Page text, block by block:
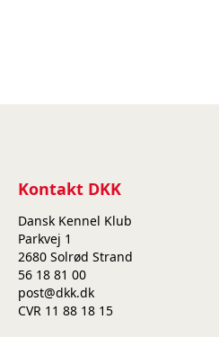
Kontakt DKK
Dansk Kennel Klub
Parkvej 1
2680 Solrød Strand
56 18 81 00
post@dkk.dk
CVR 11 88 18 15